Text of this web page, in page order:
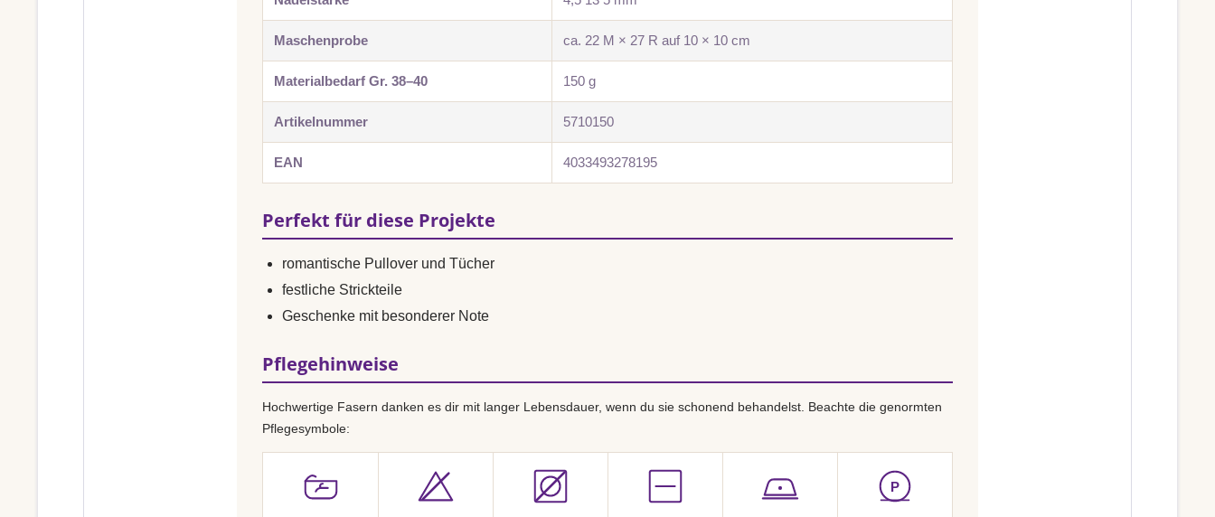
Maschenprobe ca. 22 M × 27 R auf 10 × 10 cm
Materialbedarf Gr. 38–40 150 g
Artikelnummer 5710150
EAN 4033493278195
Perfekt für diese Projekte
romantische Pullover und Tücher
festliche Strickteile
Geschenke mit besonderer Note
Pflegehinweise
Hochwertige Fasern danken es dir mit langer Lebensdauer, wenn du sie schonend behandelst. Beachte die genormten
Pflegesymbole:
P